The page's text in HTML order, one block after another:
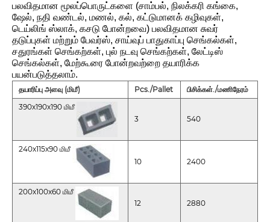
பலவிதமான மூலப்பொருட்களை (சாம்பல், நிலக்கரி கங்கை,
ஷேல், நதி வண்டல், மணல், கல், கட்டுமானக் கழிவுகள்,
டெய்லிங் ஸ்லாக், கசடு போன்றவை) பலவிதமான சுவர்
தடுப்புகள் மற்றும் பேவர்ஸ், சாய்வுப் பாதுகாப்பு செங்கல்கள்,
சதுரங்கள் செங்கற்கள், புல் நடவு செங்கற்கள், லேட்டிஸ்
செங்கல்கள், மேற்கூரை போன்றவற்றை தயாரிக்க
பயன்படுத்தலாம்.
தயாரிப்பு அளவு (மிமீ) Pcs./Pallet
பிசிக்கள்./மணிநேரம்
390x190x190 மிமீ
3
540
240x115x90 மிமீ
10
2400
200x100x60 மிமீ
12
2880